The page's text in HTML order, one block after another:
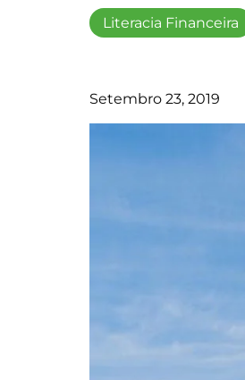
Literacia Financeira
Setembro 23, 2019